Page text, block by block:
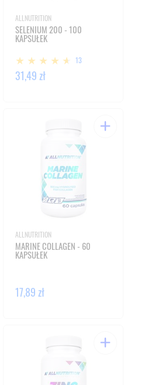
ALLNUTRITION
SELENIUM 200 - 100
KAPSUŁEK
13
31,49 zł
ALLNUTRITION
MARINE COLLAGEN - 60
KAPSUŁEK
17,89 zł